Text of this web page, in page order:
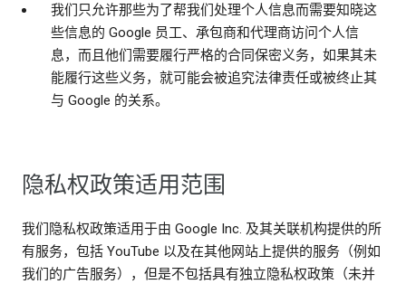
我们只允许那些为了帮我们处理个人信息而需要知晓这
些信息的 Google 员工、承包商和代理商访问个人信
息，而且他们需要履行严格的合同保密义务，如果其未
能履行这些义务，就可能会被追究法律责任或被终止其
与 Google 的关系。
隐私权政策适用范围
我们隐私权政策适用于由 Google Inc. 及其关联机构提供的所
有服务，包括 YouTube 以及在其他网站上提供的服务（例如
我们的广告服务），但是不包括具有独立隐私权政策（未并